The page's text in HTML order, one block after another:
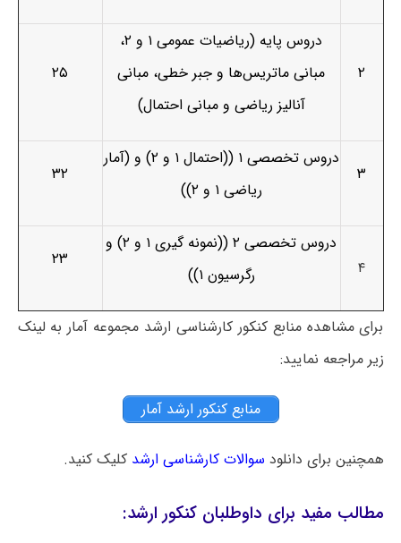
۲
دروس پایه (ریاضیات عمومی ۱ و ۲،
مبانی ماتریس­‌ها و جبر خطی، مبانی
آنالیز ریاضی و مبانی احتمال)
۲۵
۳
دروس تخصصی ۱ ((احتمال ۱ و ۲) و (آمار
ریاضی ۱ و ۲))
۳۲
۴
دروس تخصصی ۲ ((نمونه ­گیری ۱ و ۲) و
رگرسیون ۱))
۲۳
برای مشاهده منابع کنکور کارشناسی ارشد مجموعه آمار به لینک
زیر مراجعه نمایید:
منابع کنکور ارشد آمار
همچنین برای دانلود سوالات کارشناسی ارشد کلیک کنید.
مطالب مفید برای داوطلبان کنکور ارشد: